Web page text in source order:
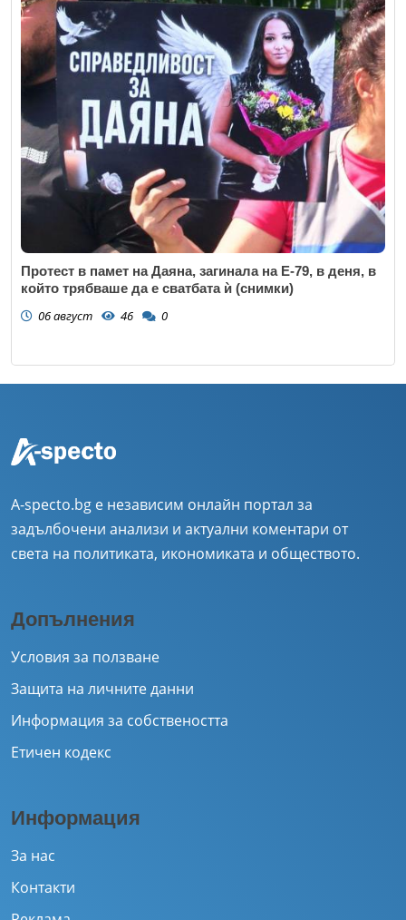
Протест в памет на Даяна, загинала на Е-79, в деня, в
който трябваше да е сватбата ѝ (снимки)
06 август 46 0
A-specto.bg е независим онлайн портал за
задълбочени анализи и актуални коментари от
света на политиката, икономиката и обществото.
Допълнения
Условия за ползване
Защита на личните данни
Информация за собствеността
Етичен кодекс
Информация
За нас
Контакти